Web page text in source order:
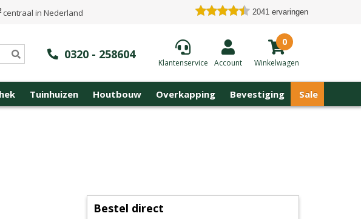
centraal in Nederland 2041 ervaringen
0320 - 258604
Klantenservice Account
0
Winkelwagen
Tuinhuizen Houtbouw Overkapping Bevestiging Sale
Bestel direct